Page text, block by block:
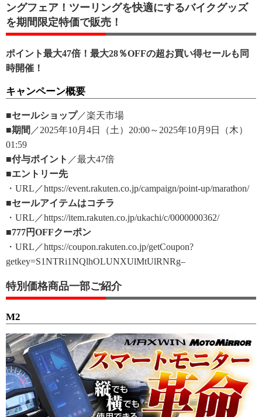
ングフェア！ツーリングを快適にするバイクグッズ
を期間限定特価で販売！
ポイント最大47倍！最大28％OFFの超お買い得セールも同
時開催！
キャンペーン概要
■セールショップ／楽天市場
■期間 ／2025年10月4日（土）20:00～2025年10月9日（木）
01:59
■付与ポイント ／最大47倍
■エントリー先
・URL／https://event.rakuten.co.jp/campaign/point-up/marathon/
■セールアイテムはコチラ
・URL／https://item.rakuten.co.jp/ukachi/c/0000000362/
■777円OFFクーポン
・URL／https://coupon.rakuten.co.jp/getCoupon?
getkey=S1NTRi1NQlhOLUNXUlMtUlRNRg–
特別価格商品一部ご紹介
M2